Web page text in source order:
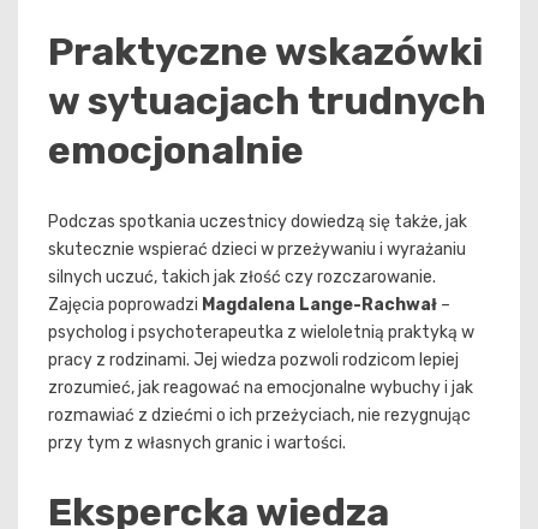
Praktyczne wskazówki
w sytuacjach trudnych
emocjonalnie
Podczas spotkania uczestnicy dowiedzą się także, jak
skutecznie wspierać dzieci w przeżywaniu i wyrażaniu
silnych uczuć, takich jak złość czy rozczarowanie.
Zajęcia poprowadzi Magdalena Lange-Rachwał –
psycholog i psychoterapeutka z wieloletnią praktyką w
pracy z rodzinami. Jej wiedza pozwoli rodzicom lepiej
zrozumieć, jak reagować na emocjonalne wybuchy i jak
rozmawiać z dziećmi o ich przeżyciach, nie rezygnując
przy tym z własnych granic i wartości.
Ekspercka wiedza